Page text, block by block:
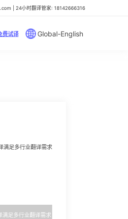
| 24小时翻译管家: 18142666316
费试译 Global-English
满足多行业翻译需求